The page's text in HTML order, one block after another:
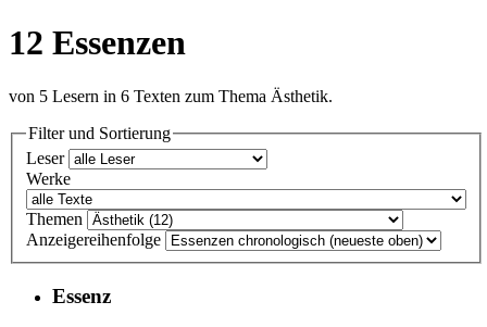
12 Essenzen
von 5 Lesern in 6 Texten zum Thema Ästhetik.
Filter und Sortierung
Leser
Werke
Themen
Anzeigereihenfolge
Essenz